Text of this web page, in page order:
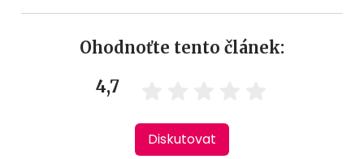
Ohodnoťte tento článek:
4,7
Diskutovat